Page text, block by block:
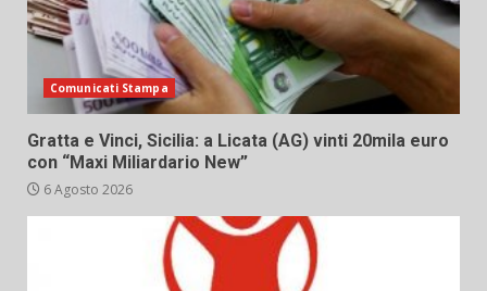
Comunicati Stampa
Gratta e Vinci, Sicilia: a Licata (AG) vinti 20mila euro
con “Maxi Miliardario New”
6 Agosto 2026